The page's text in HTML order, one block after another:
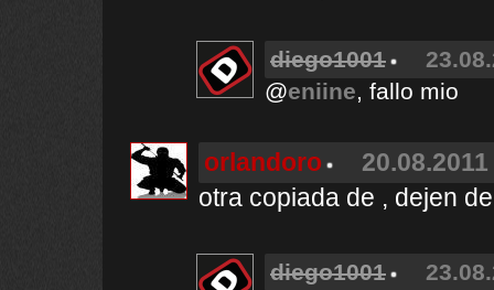
diego1001
@eniine, fallo mio
orlandoro
otra copiada de , dejen
diego1001